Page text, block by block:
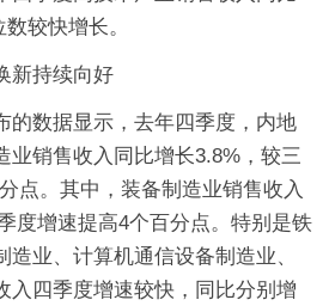
较快增长。
持续向好
数据显示，去年四季度，内地
业销售收入同比增长3.8%，较三
点。其中，装备制造业销售收入
度增速提高4个百分点。特别是铁
业、计算机通信设备制造业、
入四季度增速较快，同比分别增